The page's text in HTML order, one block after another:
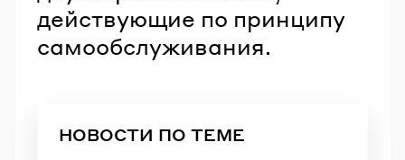
действующие по принципу
самообслуживания.
НОВОСТИ ПО ТЕМЕ